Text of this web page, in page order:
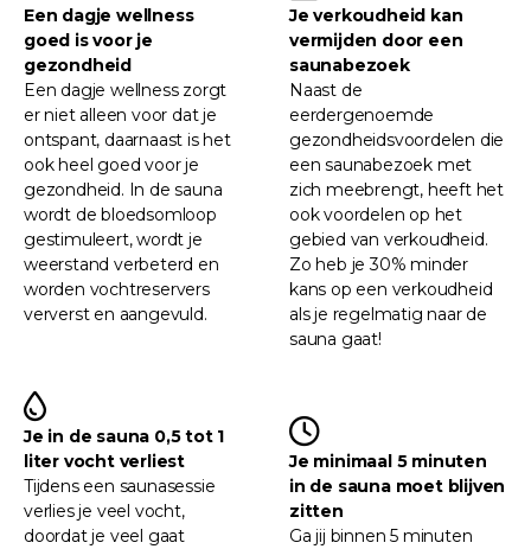
Een dagje wellness
goed is voor je
gezondheid
Een dagje wellness zorgt
er niet alleen voor dat je
ontspant, daarnaast is het
ook heel goed voor je
gezondheid. In de sauna
wordt de bloedsomloop
gestimuleert, wordt je
weerstand verbeterd en
worden vochtreservers
ververst en aangevuld.
Je in de sauna 0,5 tot 1
liter vocht verliest
Tijdens een saunasessie
verlies je veel vocht,
doordat je veel gaat
Je verkoudheid kan
vermijden door een
saunabezoek
Naast de
eerdergenoemde
gezondheidsvoordelen die
een saunabezoek met
zich meebrengt, heeft het
ook voordelen op het
gebied van verkoudheid.
Zo heb je 30% minder
kans op een verkoudheid
als je regelmatig naar de
sauna gaat!
Je minimaal 5 minuten
in de sauna moet blijven
zitten
Ga jij binnen 5 minuten